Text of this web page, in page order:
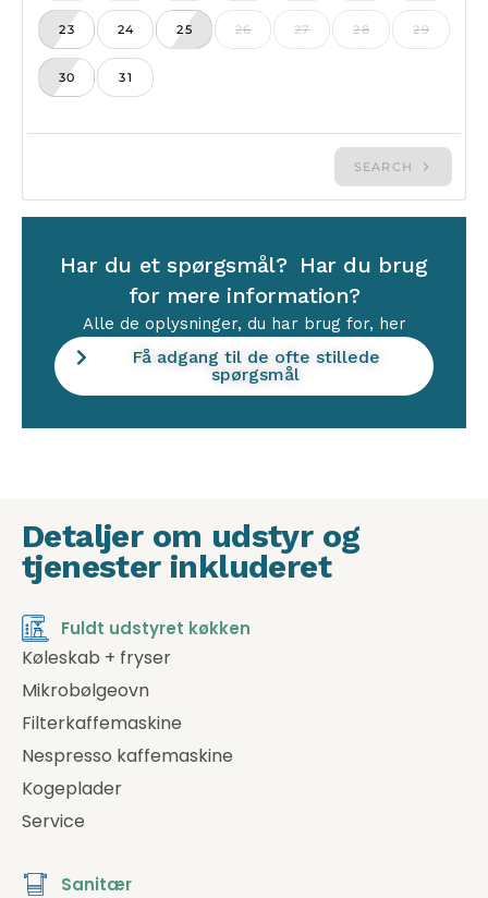
Har du et spørgsmål? Har du brug
for mere information?
Alle de oplysninger, du har brug for, her
Få adgang til de ofte stillede
spørgsmål
Detaljer om udstyr og
tjenester inkluderet
Fuldt udstyret køkken
Køleskab + fryser
Mikrobølgeovn
Filterkaffemaskine
Nespresso kaffemaskine
Kogeplader
Service
Sanitær